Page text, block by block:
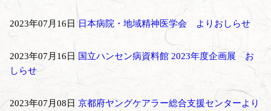
2023年07月16日日本病院・地域精神医学会 よりおしらせ
2023年07月16日
国立ハンセン病資料館 2023年度企画展 お
しらせ
2023年07月08日 京都府ヤングケアラー総合支援センターより